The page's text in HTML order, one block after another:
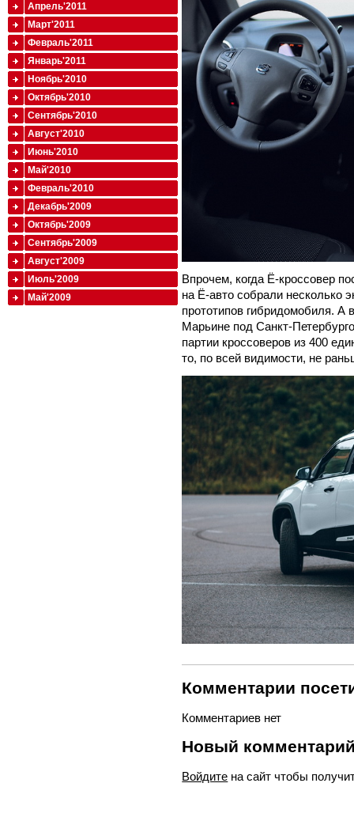
Впрочем, когда Ё-кроссовер
на Ё-авто собрали несколько
прототипов гибридомобиля. А
Марьине под Санкт-
партии кроссоверов из 400
то, по всей видимости, не
Комментарии
Комментариев нет
Новый
Войдите на сайт чтобы
Апрель'2011
Март'2011
Февраль'2011
Январь'2011
Ноябрь'2010
Октябрь'2010
Сентябрь'2010
Август'2010
Июнь'2010
Май'2010
Февраль'2010
Декабрь'2009
Октябрь'2009
Сентябрь'2009
Август'2009
Июль'2009
Май'2009